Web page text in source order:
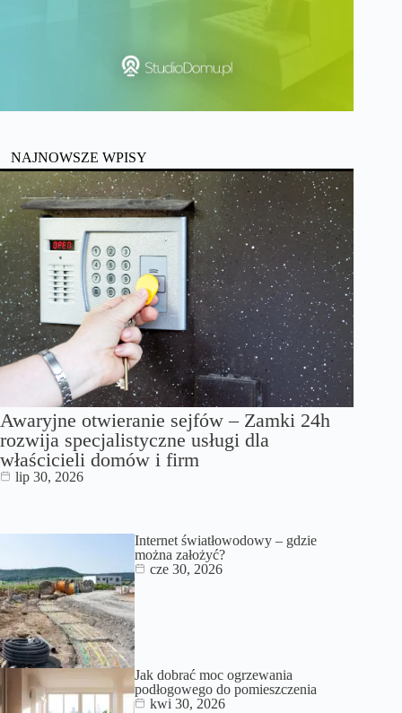
NAJNOWSZE WPISY
Awaryjne otwieranie sejfów – Zamki 24h
rozwija specjalistyczne usługi dla
właścicieli domów i firm
lip 30, 2026
Internet światłowodowy – gdzie
można założyć?
cze 30, 2026
Jak dobrać moc ogrzewania
podłogowego do pomieszczenia
kwi 30, 2026